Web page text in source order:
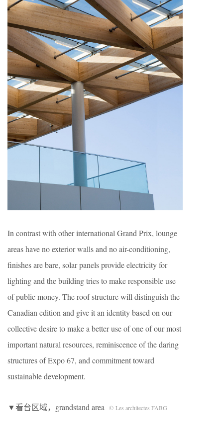
In contrast with other international Grand Prix, lounge
areas have no exterior walls and no air-conditioning,
finishes are bare, solar panels provide electricity for
lighting and the building tries to make responsible use
of public money. The roof structure will distinguish the
Canadian edition and give it an identity based on our
collective desire to make a better use of one of our most
important natural resources, reminiscence of the daring
structures of Expo 67, and commitment toward
sustainable development.
▼看台区域，grandstand area © Les architectes FABG